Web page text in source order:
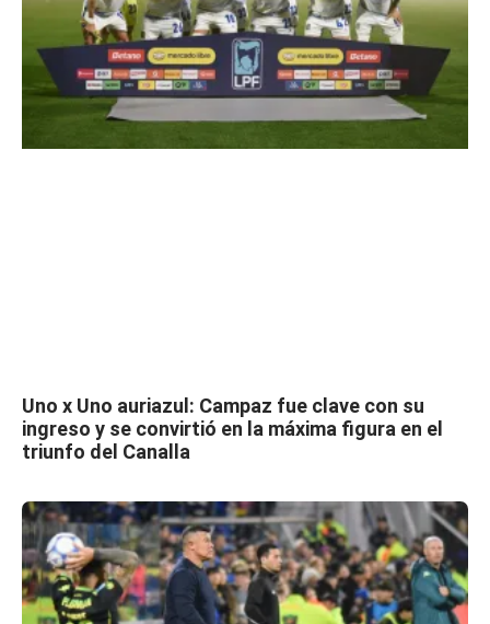
Uno x Uno auriazul: Campaz fue clave con su
ingreso y se convirtió en la máxima figura en el
triunfo del Canalla